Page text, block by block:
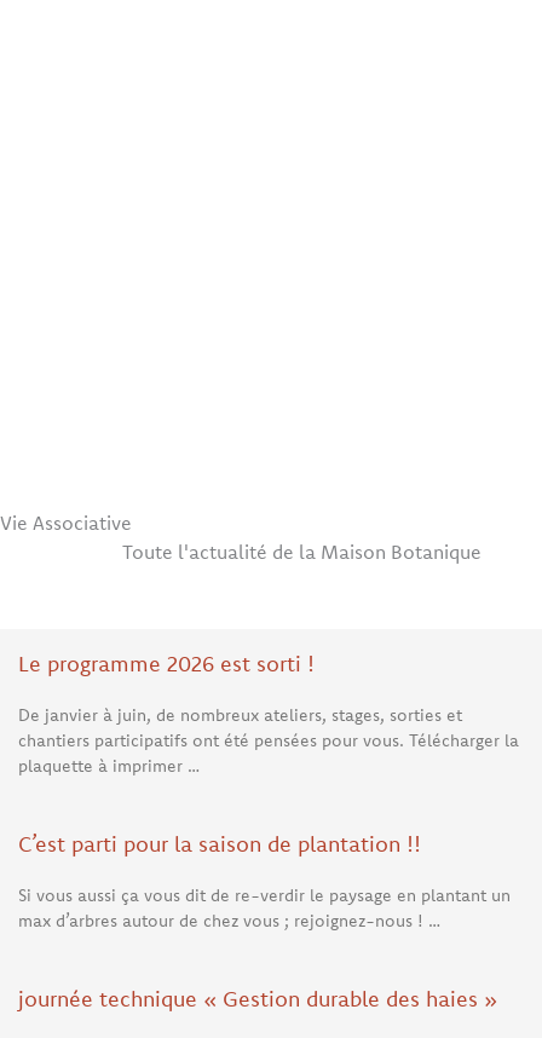
Vie Associative
Toute l'actualité de la Maison Botanique
Le programme 2026 est sorti !
De janvier à juin, de nombreux ateliers, stages, sorties et
chantiers participatifs ont été pensées pour vous. Télécharger la
plaquette à imprimer …
C’est parti pour la saison de plantation !!
Si vous aussi ça vous dit de re-verdir le paysage en plantant un
max d’arbres autour de chez vous ; rejoignez-nous ! …
journée technique « Gestion durable des haies »